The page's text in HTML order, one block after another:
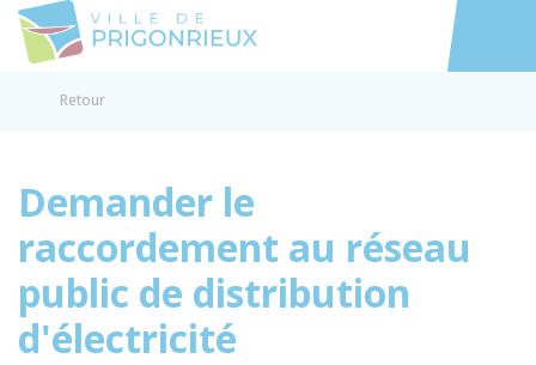
Accéder
Retour
Demander le
raccordement au réseau
public de distribution
d'électricité